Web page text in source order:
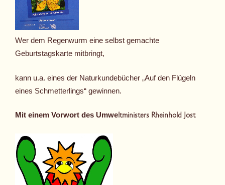
Wer dem Regenwurm eine selbst gemachte
Geburtstagskarte mitbringt,
kann u.a. eines der Naturkundebücher „Auf den Flügeln
eines Schmetterlings“ gewinnen.
Mit einem Vorwort des Umweltministers Rheinhold Jost